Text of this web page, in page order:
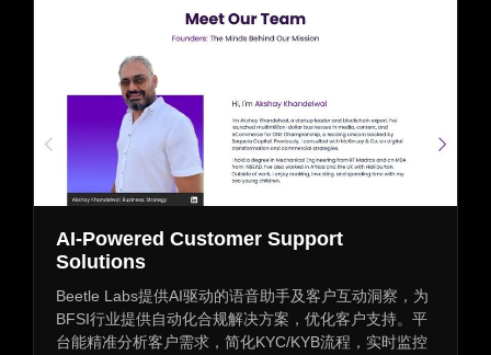
AI-Powered Customer Support
Solutions
Beetle Labs提供AI驱动的语音助手及客户互动洞察，为
BFSI行业提供自动化合规解决方案，优化客户支持。平
台能精准分析客户需求，简化KYC/KYB流程，实时监控